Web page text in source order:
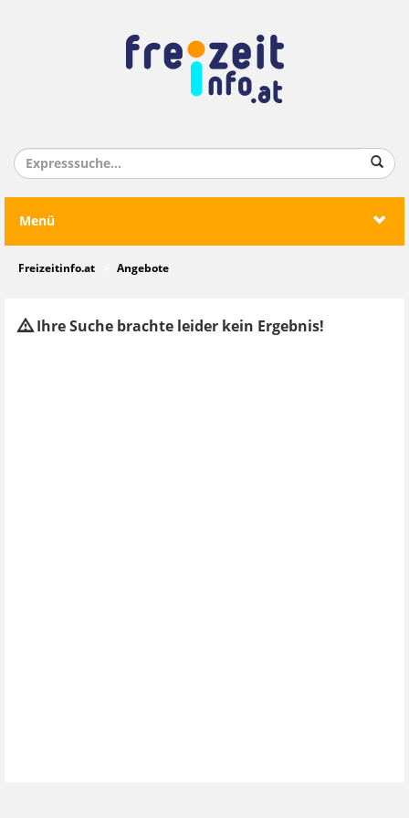
Menü
Freizeitinfo.at Angebote
Ihre Suche brachte leider kein Ergebnis!